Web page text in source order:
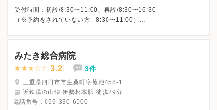
受付時間：初診/8:30〜11:00、再診/8:30〜16:30
（※予約をされていない方 : 8:30〜11:00）
みたき総合病院
3.2 3件
三重県四日市市生桑町字菰池458-1
近鉄湯の山線 伊勢松本駅 徒歩29分
電話番号： 059-330-6000